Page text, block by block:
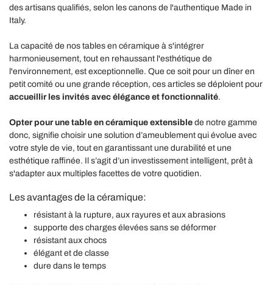
des artisans qualifiés, selon les canons de l'authentique Made in
Italy.
La capacité de nos tables en céramique à s'intégrer
harmonieusement, tout en rehaussant l'esthétique de
l'environnement, est exceptionnelle. Que ce soit pour un dîner en
petit comité ou une grande réception, ces articles se déploient pour
accueillir les invités avec élégance et fonctionnalité.
Opter pour une table en céramique extensible de notre gamme
donc, signifie choisir une solution d’ameublement qui évolue avec
votre style de vie, tout en garantissant une durabilité et une
esthétique raffinée. Il s’agit d’un investissement intelligent, prêt à
s'adapter aux multiples facettes de votre quotidien.
Les avantages de la céramique:
résistant à la rupture, aux rayures et aux abrasions
supporte des charges élevées sans se déformer
résistant aux chocs
élégant et de classe
dure dans le temps